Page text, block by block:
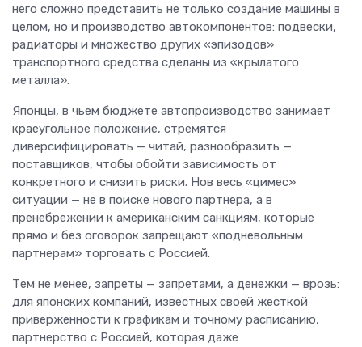
него сложно представить не только создание машины в
целом, но и производство автокомпонентов: подвески,
радиаторы и множество других «эпизодов»
транспортного средства сделаны из «крылатого
металла».
Японцы, в чьем бюджете автопроизводство занимает
краеугольное положение, стремятся
диверсифицировать — читай, разнообразить —
поставщиков, чтобы обойти зависимость от
конкретного и снизить риски. Нов весь «цимес»
ситуации — не в поиске нового партнера, а в
пренебрежении к американским санкциям, которые
прямо и без оговорок запрещают «подневольным
партнерам» торговать с Россией.
Тем не менее, запреты — запретами, а денежки — врозь:
для японских компаний, известных своей жесткой
приверженности к графикам и точному расписанию,
партнерство с Россией, которая даже